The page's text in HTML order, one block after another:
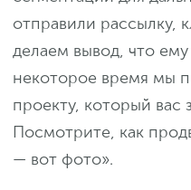
отправили рассылку,
делаем вывод, что
некоторое время мы
проекту, который вас
Посмотрите, как
— вот фото».